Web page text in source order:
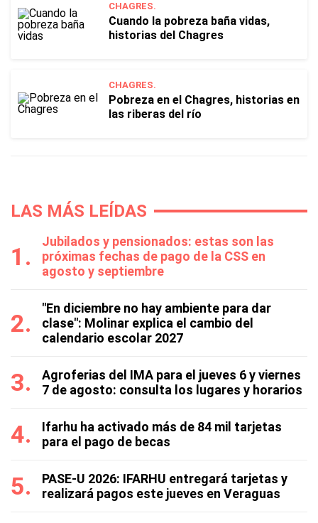
CHAGRES.
Cuando la pobreza baña vidas,
historias del Chagres
CHAGRES.
Pobreza en el Chagres, historias en
las riberas del río
LAS MÁS LEÍDAS
Jubilados y pensionados: estas son las
próximas fechas de pago de la CSS en
agosto y septiembre
"En diciembre no hay ambiente para dar
clase": Molinar explica el cambio del
calendario escolar 2027
Agroferias del IMA para el jueves 6 y viernes
7 de agosto: consulta los lugares y horarios
Ifarhu ha activado más de 84 mil tarjetas
para el pago de becas
PASE-U 2026: IFARHU entregará tarjetas y
realizará pagos este jueves en Veraguas